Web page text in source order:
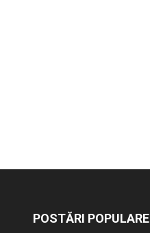
POSTĂRI POPULARE